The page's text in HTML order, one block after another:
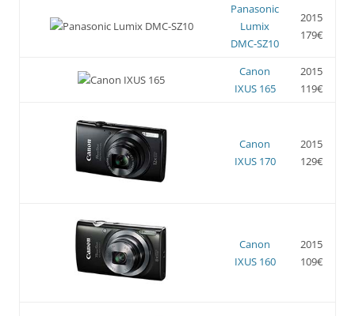
Panasonic
Lumix
DMC-SZ10
2015
179€
Canon
IXUS 165
2015
119€
Canon
IXUS 170
2015
129€
Canon
IXUS 160
2015
109€